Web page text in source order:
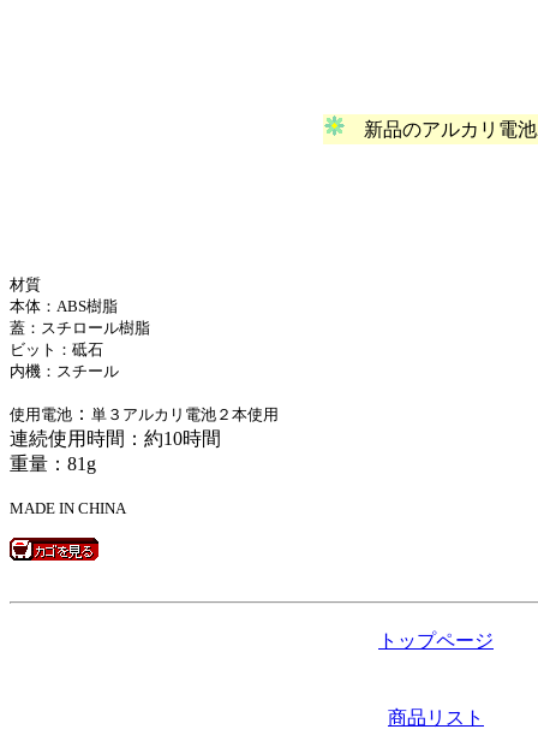
新品のアルカリ電池
材質
本体：ABS樹脂
蓋：スチロール樹脂
ビット：砥石
内機：スチール
使用電池 ： 単３アルカリ電池２本使用
連続使用時間：約10時間
重量：81g
MADE IN CHINA
トップページ
商品リスト